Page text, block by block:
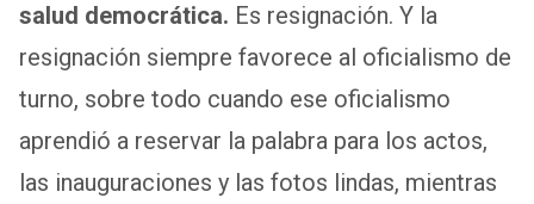
salud democrática. Es resignación. Y la
resignación siempre favorece al oficialismo de
turno, sobre todo cuando ese oficialismo
aprendió a reservar la palabra para los actos,
las inauguraciones y las fotos lindas, mientras